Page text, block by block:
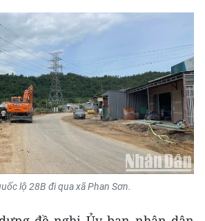
lộ 28B đi qua xã Phan Sơn.